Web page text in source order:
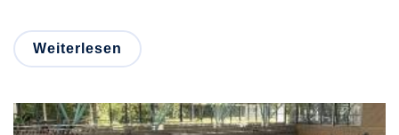
Weiterlesen